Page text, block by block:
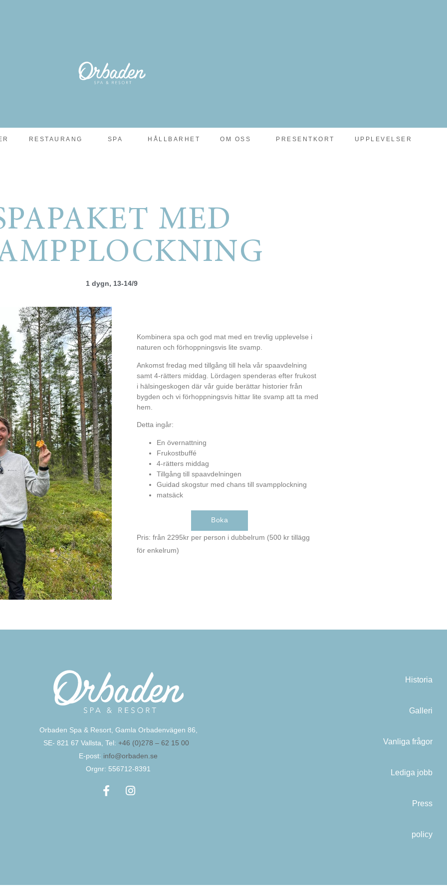
RESTAURANG SPA HÅLLBARHET OM OSS PRESENTKORT UPPLEVELSER
MED
1 dygn, 13-14/9
Kombinera spa och god mat med en trevlig upplevelse i
naturen och förhoppningsvis lite svamp.
Ankomst fredag med tillgång till hela vår spaavdelning
samt 4-rätters middag. Lördagen spenderas efter frukost
i hälsingeskogen där vår guide berättar historier från
bygden och vi förhoppningsvis hittar lite svamp att ta med
hem.
Detta ingår:
En övernattning
Frukostbuffé
4-rätters middag
Tillgång till spaavdelningen
Guidad skogstur med chans till svampplockning
matsäck
Boka
Pris: från 2295kr per person i dubbelrum (500 kr tillägg
för enkelrum)
Orbaden Spa & Resort, Gamla Orbadenvägen 86,
SE- 821 67 Vallsta, Tel:+46 (0)278 – 62 15 00
E-post: info@orbaden.se
Orgnr: 556712-8391
Historia
Galleri
Vanliga frågor
Lediga jobb
Press
policy